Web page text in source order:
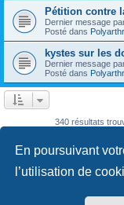
En poursuivant
l’utilisation de
Pétition contre
Dernier message
Posté dans
kystes sur les
Dernier message
Posté dans
340 résultats